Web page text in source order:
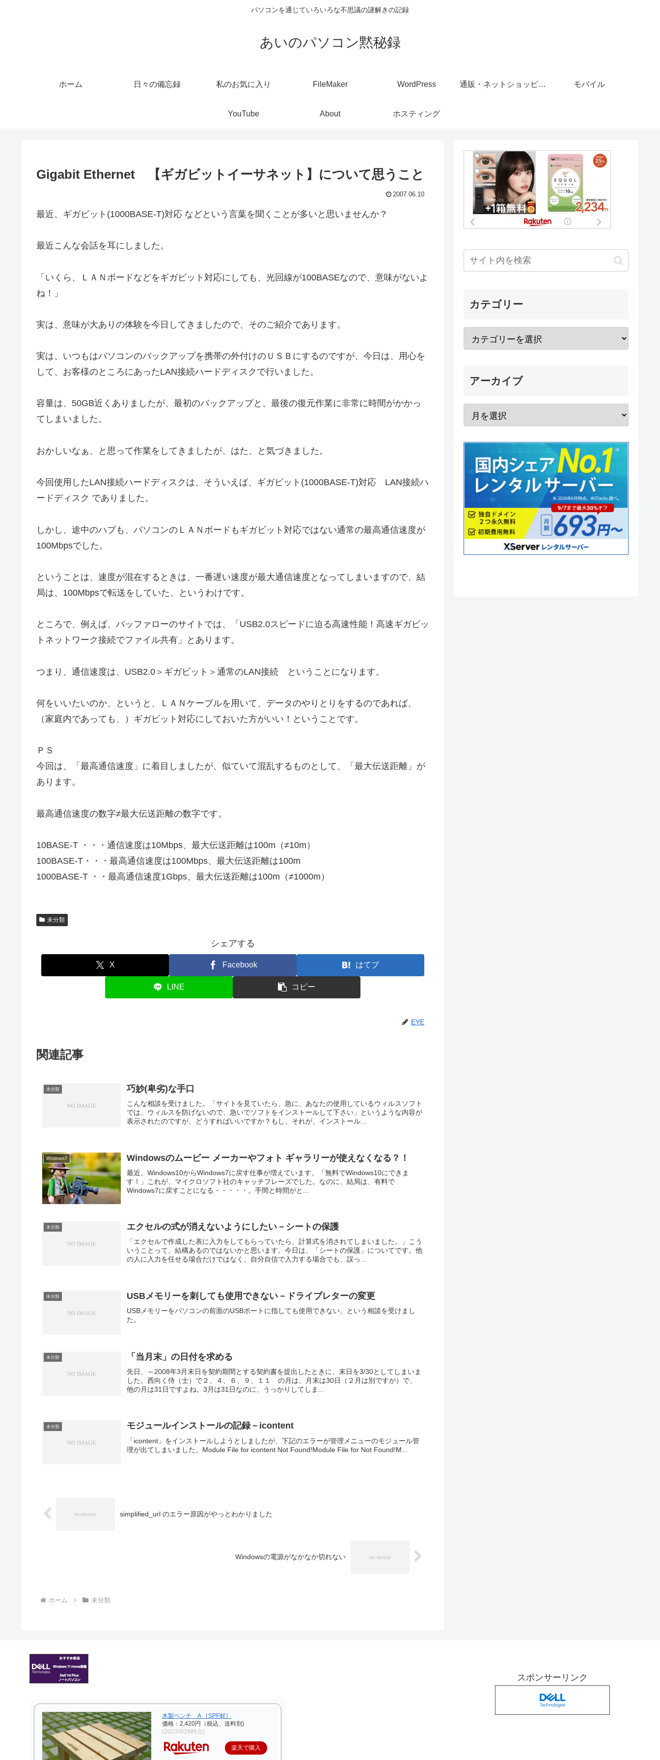
パソコンを通じていろいろな不思議の謎解きの記録
あいのパソコン黙秘録
ホーム 日々の備忘録 私のお気に入り FileMaker WordPress 通販・ネットショッピング モバイル
YouTube About ホスティング
Gigabit Ethernet 【ギガビットイーサネット】について思うこと
2007.06.10
最近、ギガビット(1000BASE-T)対応 などという言葉を聞くことが多いと思いませんか？
最近こんな会話を耳にしました。
「いくら、ＬＡＮボードなどをギガビット対応にしても、光回線が100BASEなので、意味がないよ
ね！」
実は、意味が大ありの体験を今日してきましたので、そのご紹介であります。
実は、いつもはパソコンのバックアップを携帯の外付けのＵＳＢにするのですが、今日は、用心を
して、お客様のところにあったLAN接続ハードディスクで行いました。
容量は、50GB近くありましたが、最初のバックアップと、最後の復元作業に非常に時間がかかっ
てしまいました。
おかしいなぁ、と思って作業をしてきましたが、はた、と気づきました。
今回使用したLAN接続ハードディスクは、そういえば、ギガビット(1000BASE-T)対応 LAN接続ハ
ードディスク でありました。
しかし、途中のハブも、パソコンのＬＡＮボードもギガビット対応ではない通常の最高通信速度が
100Mbpsでした。
ということは、速度が混在するときは、一番遅い速度が最大通信速度となってしまいますので、結
局は、100Mbpsで転送をしていた、というわけです。
ところで、例えば、バッファローのサイトでは、「USB2.0スピードに迫る高速性能！高速ギガビッ
トネットワーク接続でファイル共有」とあります。
つまり、通信速度は、USB2.0＞ギガビット＞通常のLAN接続 ということになります。
何をいいたいのか、というと、ＬＡＮケーブルを用いて、データのやりとりをするのであれば、
（家庭内であっても、）ギガビット対応にしておいた方がいい！ということです。
ＰＳ
今回は、「最高通信速度」に着目しましたが、似ていて混乱するものとして、「最大伝送距離」が
あります。
最高通信速度の数字≠最大伝送距離の数字です。
10BASE-T ・・・通信速度は10Mbps、最大伝送距離は100m（≠10m）
100BASE-T・・・最高通信速度は100Mbps、最大伝送距離は100m
1000BASE-T ・・最高通信速度1Gbps、最大伝送距離は100m（≠1000m）
未分類
シェアする
X Facebook はてブ
LINE コピー
EYE
関連記事
未分類 巧妙(卑劣)な手口
こんな相談を受けました。「サイトを見ていたら、急に、あなたの使用しているウィルスソフト
では、ウィルスを防げないので、急いでソフトをインストールして下さい」というような内容が
表示されたのですが、どうすればいいですか？もし、それが、インストール...
Windows7 Windowsのムービー メーカーやフォト ギャラリーが使えなくなる？！
最近、Windows10からWindows7に戻す仕事が増えています。「無料でWindows10にできま
す！」これが、マイクロソフト社のキャッチフレーズでした。なのに、結局は、有料で
Windows7に戻すことになる・・・・・。手間と時間がと...
未分類 エクセルの式が消えないようにしたい－シートの保護
「エクセルで作成した表に入力をしてもらっていたら、計算式を消されてしまいました。」こう
いうことって、結構あるのではないかと思います。今日は、「シートの保護」についてです。他
の人に入力を任せる場合だけではなく、自分自信で入力する場合でも、誤っ...
未分類 USBメモリーを刺しても使用できない－ドライブレターの変更
USBメモリーをパソコンの前面のUSBボートに指しても使用できない、という相談を受けまし
た。
未分類 「当月末」の日付を求める
先日、～2008年3月末日を契約期間とする契約書を提出したときに、末日を3/30としてしまいま
した。西向く侍（士）で２、４、６、９、１１ の月は、月末は30日（２月は別ですが）で、
他の月は31日ですよね。3月は31日なのに、うっかりしてしま...
未分類 モジュールインストールの記録－icontent
「icontent」をインストールしようとしましたが、下記のエラーが管理メニューのモジュール管
理が出てしまいました。Module File for icontent Not Found!Module File for Not Found!M...
simplified_url のエラー原因がやっとわかりました
Windowsの電源がなかなか切れない
ホーム 未分類
カテゴリー
アーカイブ
木製ベンチ A ［SPF材］
価格：2,420円（税込、送料別)
(2023/9/26時点)
楽天で購入
スポンサーリンク